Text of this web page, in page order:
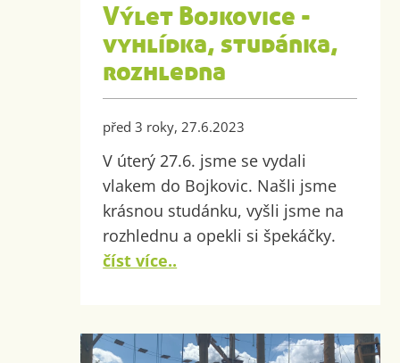
Výlet Bojkovice -
vyhlídka, studánka,
rozhledna
před 3 roky, 27.6.2023
V úterý 27.6. jsme se vydali
vlakem do Bojkovic. Našli jsme
krásnou studánku, vyšli jsme na
rozhlednu a opekli si špekáčky.
číst více..